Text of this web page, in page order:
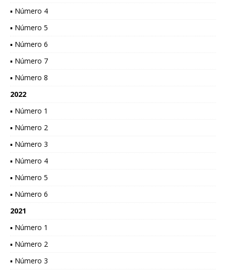
▪ Número 4
▪ Número 5
▪ Número 6
▪ Número 7
▪ Número 8
2022
▪ Número 1
▪ Número 2
▪ Número 3
▪ Número 4
▪ Número 5
▪ Número 6
2021
▪ Número 1
▪ Número 2
▪ Número 3